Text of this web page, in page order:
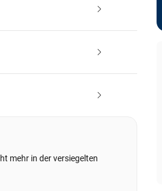
mehr in der versiegelten